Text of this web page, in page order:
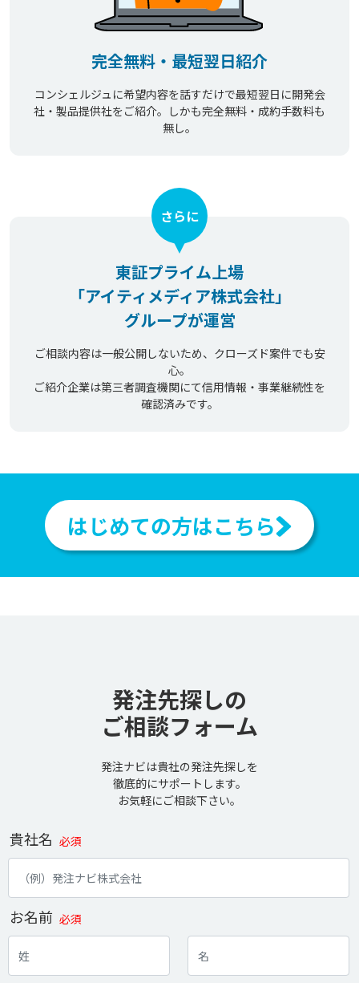
完全無料・最短翌日紹介
コンシェルジュに希望内容を話すだけで最短翌日に開発会
社・製品提供社をご紹介。しかも完全無料・成約手数料も
無し。
東証プライム上場
「アイティメディア株式会社」
グループが運営
さらに
ご相談内容は一般公開しないため、クローズド案件でも安
心。
ご紹介企業は第三者調査機関にて信用情報・事業継続性を
確認済みです。
はじめての方はこちら
発注先探しの
ご相談フォーム
発注ナビは貴社の発注先探しを
徹底的にサポートします。
お気軽にご相談下さい。
貴社名 必須
お名前 必須